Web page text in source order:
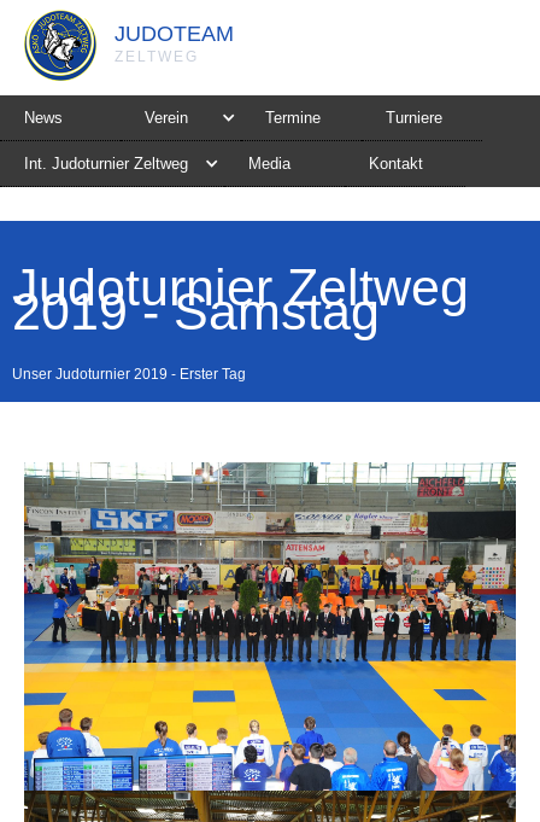
JUDOTEAM
ZELTWEG
News Verein Termine Turniere
Int. Judoturnier Zeltweg Media Kontakt
Judoturnier Zeltweg
2019 - Samstag
Unser Judoturnier 2019 - Erster Tag